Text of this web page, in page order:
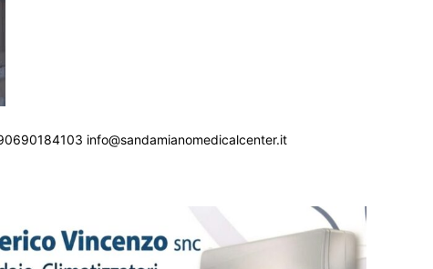
info@sandamianomedicalcenter.it